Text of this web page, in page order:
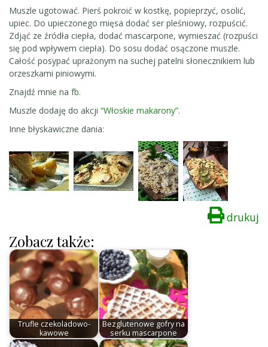
Muszle ugotować. Pierś pokroić w kostkę, popieprzyć, osolić,
upiec. Do upieczonego mięsa dodać ser pleśniowy, rozpuścić.
Zdjąć ze źródła ciepła, dodać mascarpone, wymieszać (rozpuści
się pod wpływem ciepła). Do sosu dodać osączone muszle.
Całość posypać uprażonym na suchej patelni słonecznikiem lub
orzeszkami piniowymi.
Znajdź mnie na fb.
Muszle dodaję do akcji “Włoskie makarony”.
Inne błyskawiczne dania:
drukuj
Zobacz także:
Trufle czekoladowo-
kawowe
Bezglutenowe gofry na
serku mascarpone